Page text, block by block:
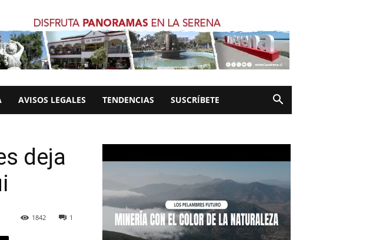
AVISOS LEGALES TENDENCIAS SUSCRÍBETE
deja
1
1842